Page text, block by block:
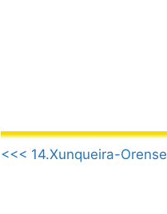
.
<<< 14.Xunqueira-Orense